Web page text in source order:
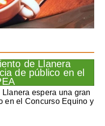
espera una gran
en el Concurso Equino y